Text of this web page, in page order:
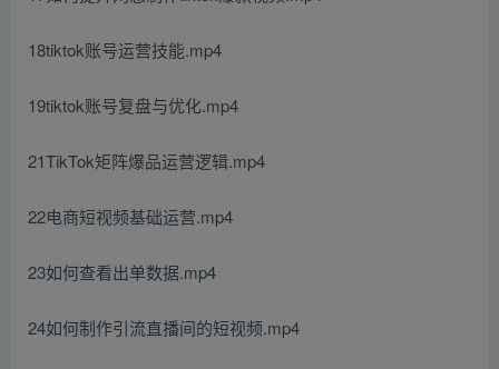
18tiktok账号运营技能.mp4
19tiktok账号复盘与优化.mp4
21TikTok矩阵爆品运营逻辑.mp4
22电商短视频基础运营.mp4
23如何查看出单数据.mp4
24如何制作引流直播间的短视频.mp4